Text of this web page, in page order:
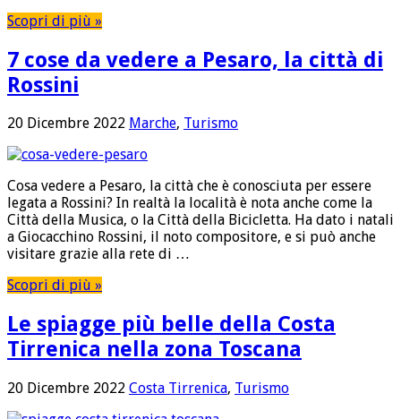
Scopri di più »
7 cose da vedere a Pesaro, la città di
Rossini
20 Dicembre 2022 Marche, Turismo
Cosa vedere a Pesaro, la città che è conosciuta per essere
legata a Rossini? In realtà la località è nota anche come la
Città della Musica, o la Città della Bicicletta. Ha dato i natali
a Giocacchino Rossini, il noto compositore, e si può anche
visitare grazie alla rete di …
Scopri di più »
Le spiagge più belle della Costa
Tirrenica nella zona Toscana
20 Dicembre 2022 Costa Tirrenica, Turismo